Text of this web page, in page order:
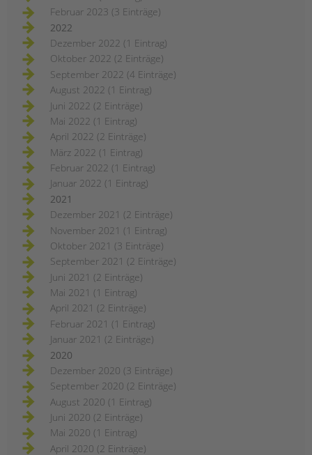
Februar 2023 (3 Einträge)
2022
Dezember 2022 (1 Eintrag)
Oktober 2022 (2 Einträge)
September 2022 (4 Einträge)
August 2022 (1 Eintrag)
Juni 2022 (2 Einträge)
Mai 2022 (1 Eintrag)
April 2022 (2 Einträge)
März 2022 (1 Eintrag)
Februar 2022 (1 Eintrag)
Januar 2022 (1 Eintrag)
2021
Dezember 2021 (2 Einträge)
November 2021 (1 Eintrag)
Oktober 2021 (3 Einträge)
September 2021 (2 Einträge)
Juni 2021 (2 Einträge)
Mai 2021 (1 Eintrag)
April 2021 (2 Einträge)
Februar 2021 (1 Eintrag)
Januar 2021 (2 Einträge)
2020
Dezember 2020 (3 Einträge)
September 2020 (2 Einträge)
August 2020 (1 Eintrag)
Juni 2020 (2 Einträge)
Mai 2020 (1 Eintrag)
April 2020 (2 Einträge)